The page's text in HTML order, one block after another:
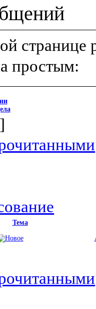
странице
простым:
]
Тема